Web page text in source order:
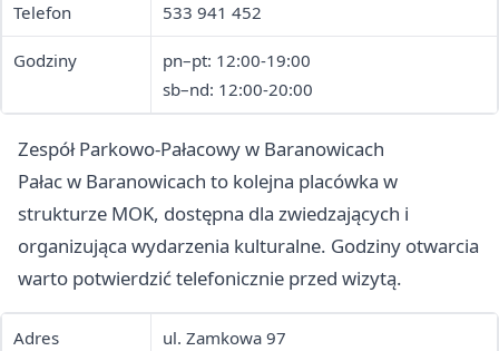
Telefon 533 941 452
Godziny
pn–pt: 12:00-19:00
sb–nd: 12:00-20:00
Zespół Parkowo-Pałacowy w Baranowicach
Pałac w Baranowicach to kolejna placówka w
strukturze MOK, dostępna dla zwiedzających i
organizująca wydarzenia kulturalne. Godziny otwarcia
warto potwierdzić telefonicznie przed wizytą.
Adres ul. Zamkowa 97